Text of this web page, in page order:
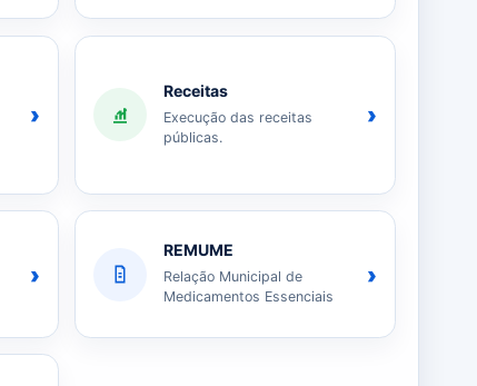
›
Receitas
Execução das receitas
públicas.
›
›
REMUME
Relação Municipal de
Medicamentos Essenciais
›